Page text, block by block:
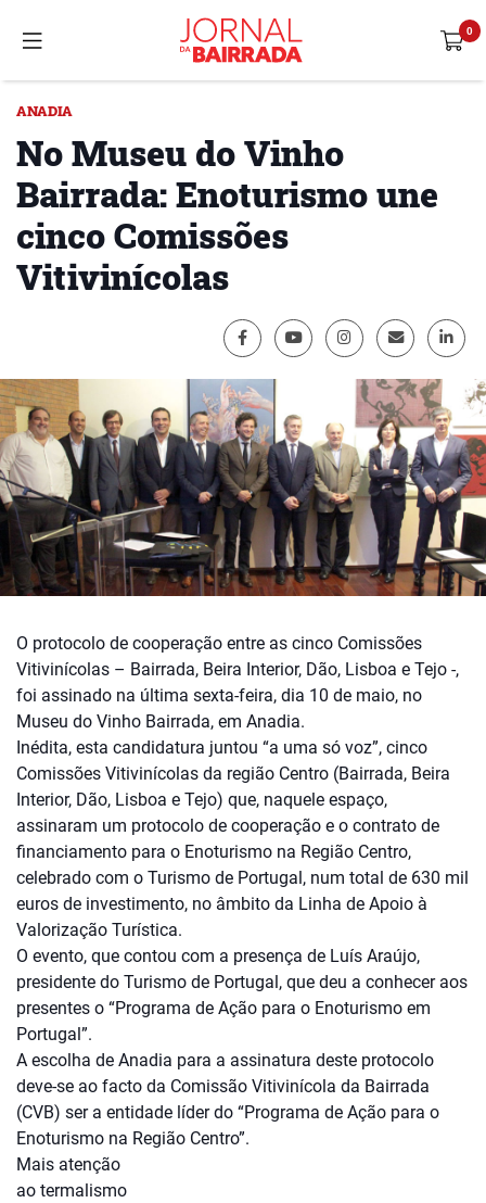
ANADIA
No Museu do Vinho
Bairrada: Enoturismo une
cinco Comissões
Vitivinícolas
O protocolo de cooperação entre as cinco Comissões
Vitivinícolas – Bairrada, Beira Interior, Dão, Lisboa e Tejo -,
foi assinado na última sexta-feira, dia 10 de maio, no
Museu do Vinho Bairrada, em Anadia.
Inédita, esta candidatura juntou “a uma só voz”, cinco
Comissões Vitivinícolas da região Centro (Bairrada, Beira
Interior, Dão, Lisboa e Tejo) que, naquele espaço,
assinaram um protocolo de cooperação e o contrato de
financiamento para o Enoturismo na Região Centro,
celebrado com o Turismo de Portugal, num total de 630 mil
euros de investimento, no âmbito da Linha de Apoio à
Valorização Turística.
O evento, que contou com a presença de Luís Araújo,
presidente do Turismo de Portugal, que deu a conhecer aos
presentes o “Programa de Ação para o Enoturismo em
Portugal”.
A escolha de Anadia para a assinatura deste protocolo
deve-se ao facto da Comissão Vitivinícola da Bairrada
(CVB) ser a entidade líder do “Programa de Ação para o
Enoturismo na Região Centro”.
Mais atenção
ao termalismo